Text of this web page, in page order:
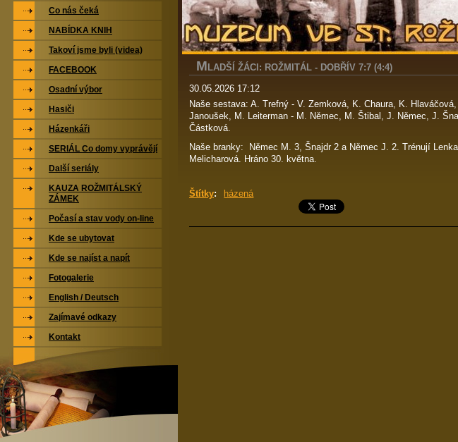
M LADŠÍ ŽÁCI: ROŽMITÁL - DOBŘÍV 7:7 (4:4)
30.05.2026 17:12
Naše sestava: A. Trefný - V. Zemková, K. Chaura, K.
Janoušek, M. Leiterman - M. Němec, M. Štibal, J. Němec, J.
Částková.
Naše branky: Němec M. 3, Šnajdr 2 a Němec J. 2. Trénují
Melicharová. Hráno 30. května.
Štítky: házená
Co nás čeká
NABÍDKA KNIH
Takoví jsme byli (videa)
FACEBOOK
Osadní výbor
Hasiči
Házenkáři
SERIÁL Co domy vyprávějí
Další seriály
KAUZA ROŽMITÁLSKÝ
ZÁMEK
Počasí a stav vody on-line
Kde se ubytovat
Kde se najíst a napít
Fotogalerie
English / Deutsch
Zajímavé odkazy
Kontakt